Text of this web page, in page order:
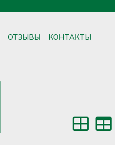
ОТЗЫВЫ КОНТАКТЫ